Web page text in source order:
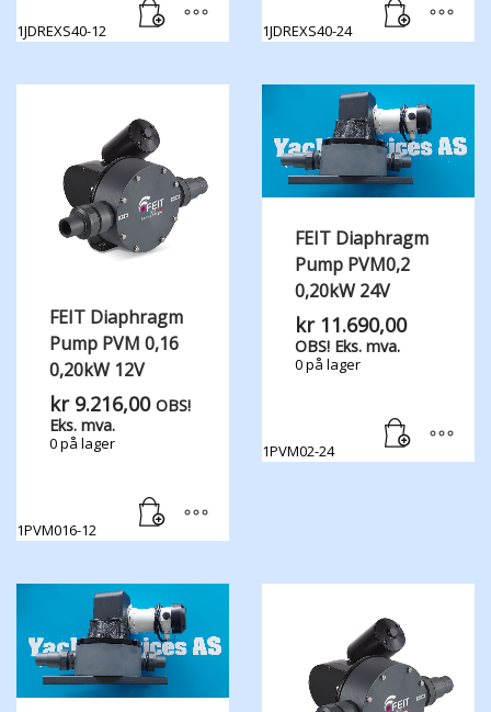
1JDREXS40-12 1JDREXS40-24
FEIT Diaphragm
Pump PVM 0,16
0,20kW 12V
kr9.216,00 OBS!
Eks. mva.
0 på lager
1PVM016-12
FEIT Diaphragm
Pump PVM0,2
0,20kW 24V
kr11.690,00
OBS! Eks. mva.
0 på lager
1PVM02-24